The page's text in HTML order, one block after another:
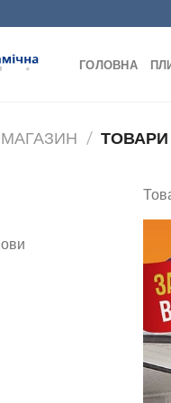
ГОЛОВНА
МАГАЗИН / ТОВАРИ